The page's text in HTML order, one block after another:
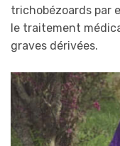
trichobézoards par
le traitement
graves dérivées.